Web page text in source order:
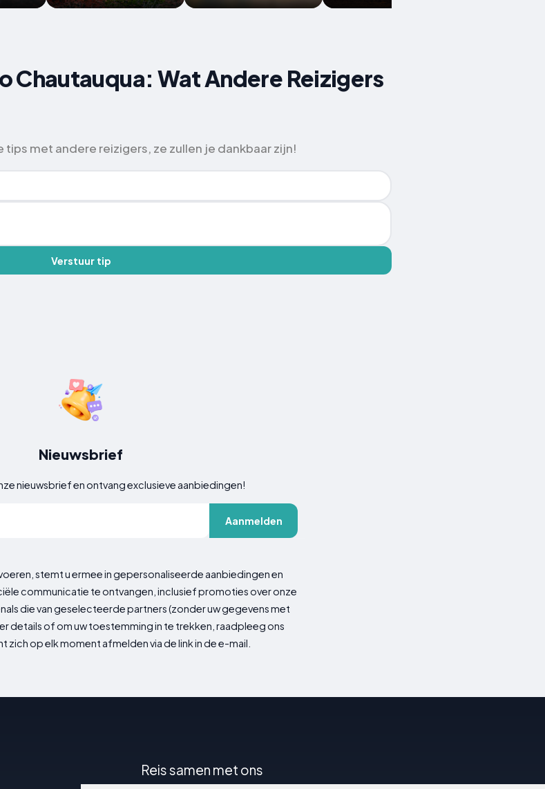
Chautauqua: Wat Andere Reizigers
met andere reizigers, ze zullen je dankbaar zijn!
Verstuur tip
Nieuwsbrief
nieuwsbrief en ontvang exclusieve aanbiedingen!
Aanmelden
stemt u ermee in gepersonaliseerde aanbiedingen en
communicatie te ontvangen, inclusief promoties over onze
die van geselecteerde partners (zonder uw gegevens met
details of om uw toestemming in te trekken, raadpleeg ons
zich op elk moment afmelden via de link in de e-mail.
Reis samen met ons